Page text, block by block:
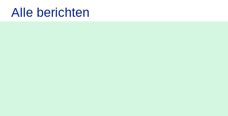
Alle berichten